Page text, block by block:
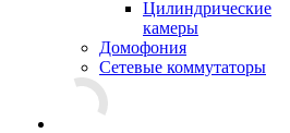
Цилиндрические
камеры
Домофония
Сетевые коммутаторы